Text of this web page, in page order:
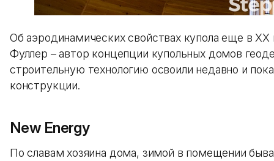
Об аэродинамических свойствах купола еще в
Фуллер – автор концепции купольных домов
строительную технологию освоили недавно и
конструкции.
New Energy
По славам хозяина дома, зимой в помещении